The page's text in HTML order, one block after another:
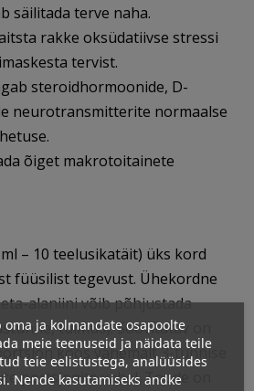
säilitada terve naha.
rakke oksüdatiivse stressi
tervist.
steroidhormoonide, D-
neurotransmitterite normaalse
õiget makrotoitainete
– 10 teelusikatäit) üks kord
füüsilist tegevust. Ühekordne
alaniini võib põhjustada
tuimus). Soovitatav on
koos vähemalt 3-tunnise
portsjonite vahel. Toode on
oma ja kolmandate osapoolte
meie teenuseid ja näidata teile
teie eelistustega, analüüsides
Nende kasutamiseks andke